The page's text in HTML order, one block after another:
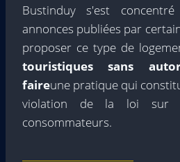
Bustinduy s'est
annonces publiées par
proposer ce type de
touristiques sans
faireune pratique qui
violation de la loi sur
consommateurs.